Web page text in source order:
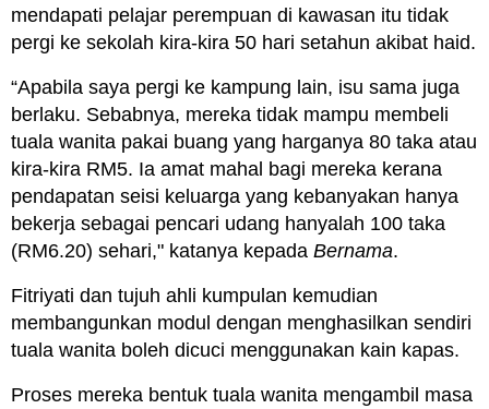
mendapati pelajar perempuan di kawasan itu tidak
pergi ke sekolah kira-kira 50 hari setahun akibat haid.
“Apabila saya pergi ke kampung lain, isu sama juga
berlaku. Sebabnya, mereka tidak mampu membeli
tuala wanita pakai buang yang harganya 80 taka atau
kira-kira RM5. Ia amat mahal bagi mereka kerana
pendapatan seisi keluarga yang kebanyakan hanya
bekerja sebagai pencari udang hanyalah 100 taka
(RM6.20) sehari," katanya kepada Bernama.
Fitriyati dan tujuh ahli kumpulan kemudian
membangunkan modul dengan menghasilkan sendiri
tuala wanita boleh dicuci menggunakan kain kapas.
Proses mereka bentuk tuala wanita mengambil masa